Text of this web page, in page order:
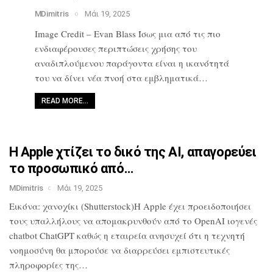
MDimitris Μάι 19, 2025
Image Credit – Evan Blass Ίσως μια από τις πιο
ενδιαφέρουσες περιπτώσειςχρήσης του
αναδιπλούμενου παράγονταείναι η ικανότητά
του να δίνει νέαπνοή στα εμβληματικά…
READ MORE…
Η Apple χτίζει το δικό της AI, απαγορεύει
το προσωπικό από…
MDimitris Μάι 19, 2025
Εικόνα: χανοχίκι (Shutterstock)Η Apple έχει προειδοποιήσει
τους υπαλλήλους να απομακρυνθούν από το OpenAI ιογενές
chatbot ChatGPT καθώς η εταιρεία ανησυχεί ότι η τεχνητή
νοημοσύνη θα μπορούσε να διαρρεύσει εμπιστευτικές
πληροφορίες της…